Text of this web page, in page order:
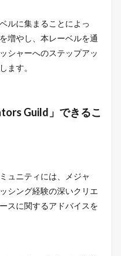
ルに集まることによっ
増やし、本レーベルを通
シャーへのステップアッ
ます。
Guild」できるこ
ュニティには、メジャ
シング経験の深いクリエ
スに関するアドバイスを